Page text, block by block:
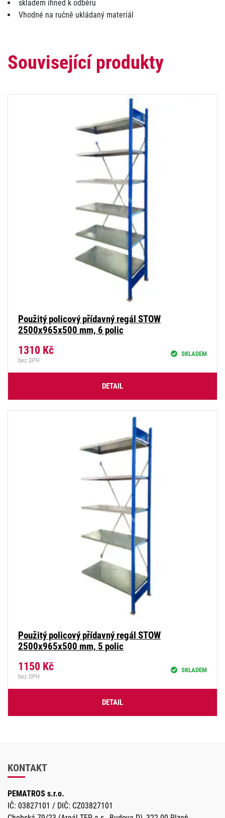
skladem ihned k odběru
Vhodné na ručně ukládaný materiál
Související produkty
Použitý policový přídavný regál STOW
2500x965x500 mm, 6 polic
1310 Kč
bez DPH
SKLADEM
DETAIL
Použitý policový přídavný regál STOW
2500x965x500 mm, 5 polic
1150 Kč
bez DPH
SKLADEM
DETAIL
KONTAKT
PEMATROS s.r.o.
IČ: 03827101 / DIČ: CZ03827101